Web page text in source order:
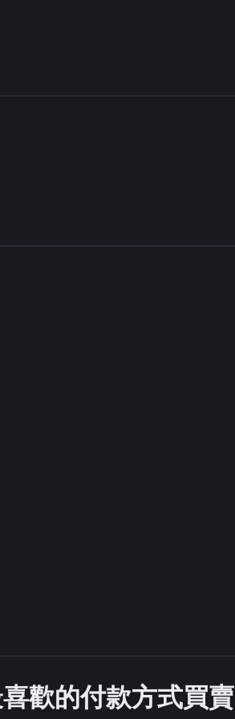
歡的付款方式買賣